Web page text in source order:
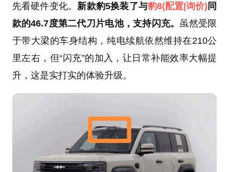
先看硬件变化。 新款豹5换装了与豹8(配置|询价) 同
款的46.7度第二代刀片电池，支持闪充。 虽然受限
于带大梁的车身结构，纯电续航依然维持在210公
里左右，但“闪充”的加入，让日常补能效率大幅提
升，这是实打实的体验升级。